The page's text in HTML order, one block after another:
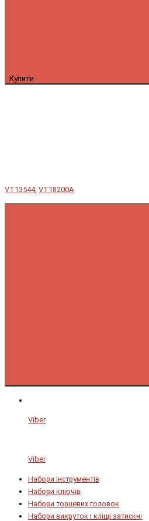
Купити
VT13544, VT18200A
Viber
Viber
Набори інструментів
Набори ключів
Набори торцевих головок
Набори викруток і кліщі затискні